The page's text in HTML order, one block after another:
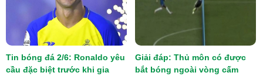
Tin bóng đá 2/6: Ronaldo yêu
cầu đặc biệt trước khi gia
Giải đáp: Thủ môn có được
bắt bóng ngoài vòng cấm